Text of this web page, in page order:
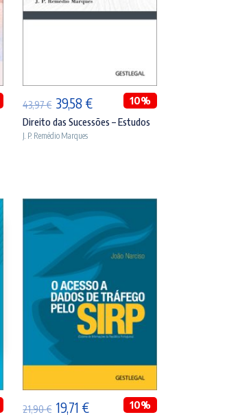
43,97€ O
preço
original
39,58 €O
preço
10%
Direito das Sucessões – Estudos
J. P. Remédio Marques
ADICIONAR
21,90€ O
19,71 €O
10%